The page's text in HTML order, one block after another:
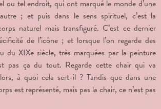
ou tel endroit, qui ont marqué le monde d’une
; et puis dans le sens spirituel, c’est la
naturel mais transfiguré. C’est ce dernier
de l’icône ; et lorsque l’on regarde des
du XIXesiècle, très marquées par la peinture
pas ça du tout. Regarde cette chair qui va
à quoi cela sert-il ? Tandis que dans une
est représenté, mais pas la chair, ce n’est pas